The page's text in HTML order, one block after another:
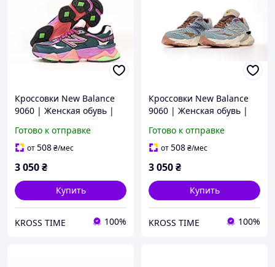
Кроссовки New Balance
9060 | Женская обувь |
спортивная для прогулок
Готово к отправке
от508₴/мес
3 050₴
Купить
KROSS TIME 100%
Кроссовки New Balance
9060 | Женская обувь |
спортивная для прогулок
Готово к отправке
от508₴/мес
3 050₴
Купить
KROSS TIME 100%